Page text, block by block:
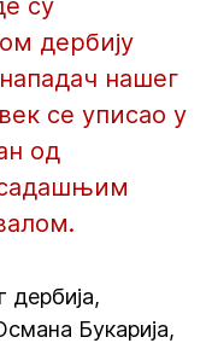
су
дербију
нашег
се уписао у
од
дербија,
Букарија,